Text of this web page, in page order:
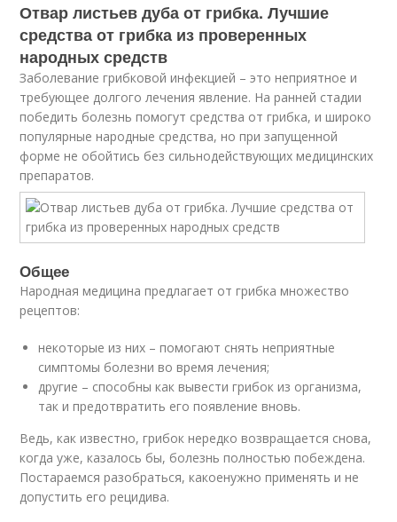
Отвар листьев дуба от грибка. Лучшие
средства от грибка из проверенных
народных средств
Заболевание грибковой инфекцией – это неприятное и
требующее долгого лечения явление. На ранней стадии
победить болезнь помогут средства от грибка, и широко
популярные народные средства, но при запущенной
форме не обойтись без сильнодействующих медицинских
препаратов.
Общее
Народная медицина предлагает от грибка множество
рецептов:
некоторые из них – помогают снять неприятные
симптомы болезни во время лечения;
другие – способны как вывести грибок из организма,
так и предотвратить его появление вновь.
Ведь, как известно, грибок нередко возвращается снова,
когда уже, казалось бы, болезнь полностью побеждена.
Постараемся разобраться, какоенужно применять и не
допустить его рецидива.